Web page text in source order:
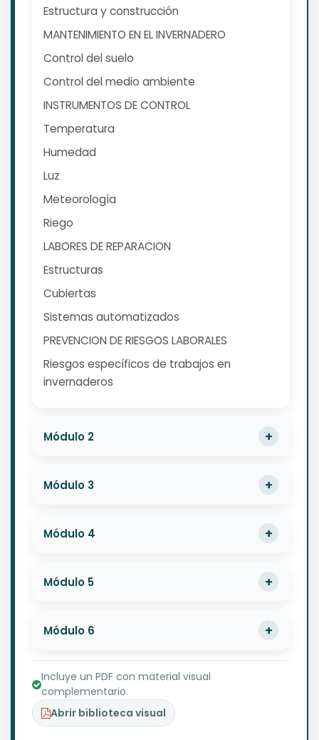
Estructura y construcción
MANTENIMIENTO EN EL INVERNADERO
Control del suelo
Control del medio ambiente
INSTRUMENTOS DE CONTROL
Temperatura
Humedad
Luz
Meteorología
Riego
LABORES DE REPARACION
Estructuras
Cubiertas
Sistemas automatizados
PREVENCION DE RIESGOS LABORALES
Riesgos específicos de trabajos en
invernaderos
Módulo 2
Módulo 3
Módulo 4
Módulo 5
Módulo 6
Incluye un PDF con material visual
complementario.
Abrir biblioteca visual